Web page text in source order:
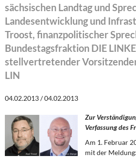
Wirtschaftspolitik
Steuer- und Finanzpolitik
Öffentliche Infrastruktur und
Eurokrise und Griechenland
DIE LINKE
Weitere Themen
Memo-Gruppe
sächsischen Landtag und
Landesentwicklung und
Troost, finanzpolitischer
Bundestagsfraktion DIE
stellvertretender
LIN
04.02.2013 / 04.02.2013
Zur
Verfassung des
Am 1. Februar
mit der